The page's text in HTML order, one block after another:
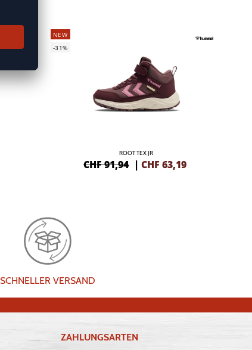
NEW
-31%
ROOT TEX JR
CHF 91,94 | CHF 63,19
SCHNELLER VERSAND
ZAHLUNGSARTEN